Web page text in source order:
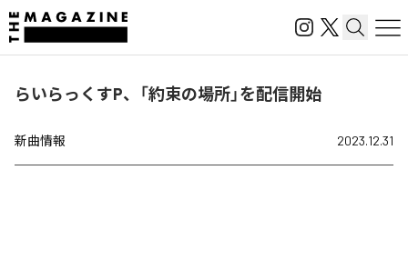
らいらっくすP、「約束の場所」を配信開始
新曲情報 2023.12.31